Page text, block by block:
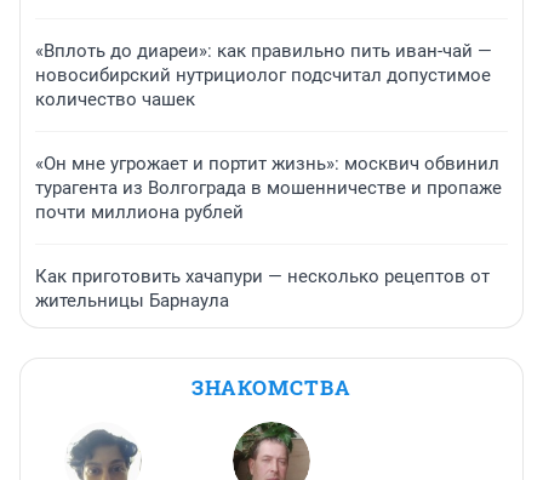
«Вплоть до диареи»: как правильно пить иван-чай —
новосибирский нутрициолог подсчитал допустимое
количество чашек
«Он мне угрожает и портит жизнь»: москвич обвинил
турагента из Волгограда в мошенничестве и пропаже
почти миллиона рублей
Как приготовить хачапури — несколько рецептов от
жительницы Барнаула
ЗНАКОМСТВА